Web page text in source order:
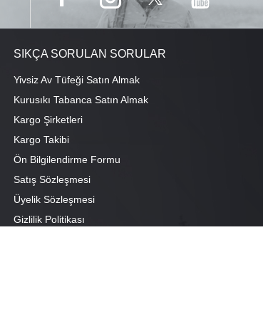
SIKÇA SORULAN SORULAR
Yivsiz Av Tüfeği Satın Almak
Kurusıkı Tabanca Satın Almak
Kargo Şirketleri
Kargo Takibi
Ön Bilgilendirme Formu
Satış Sözleşmesi
Üyelik Sözleşmesi
Gizlilik Politikası